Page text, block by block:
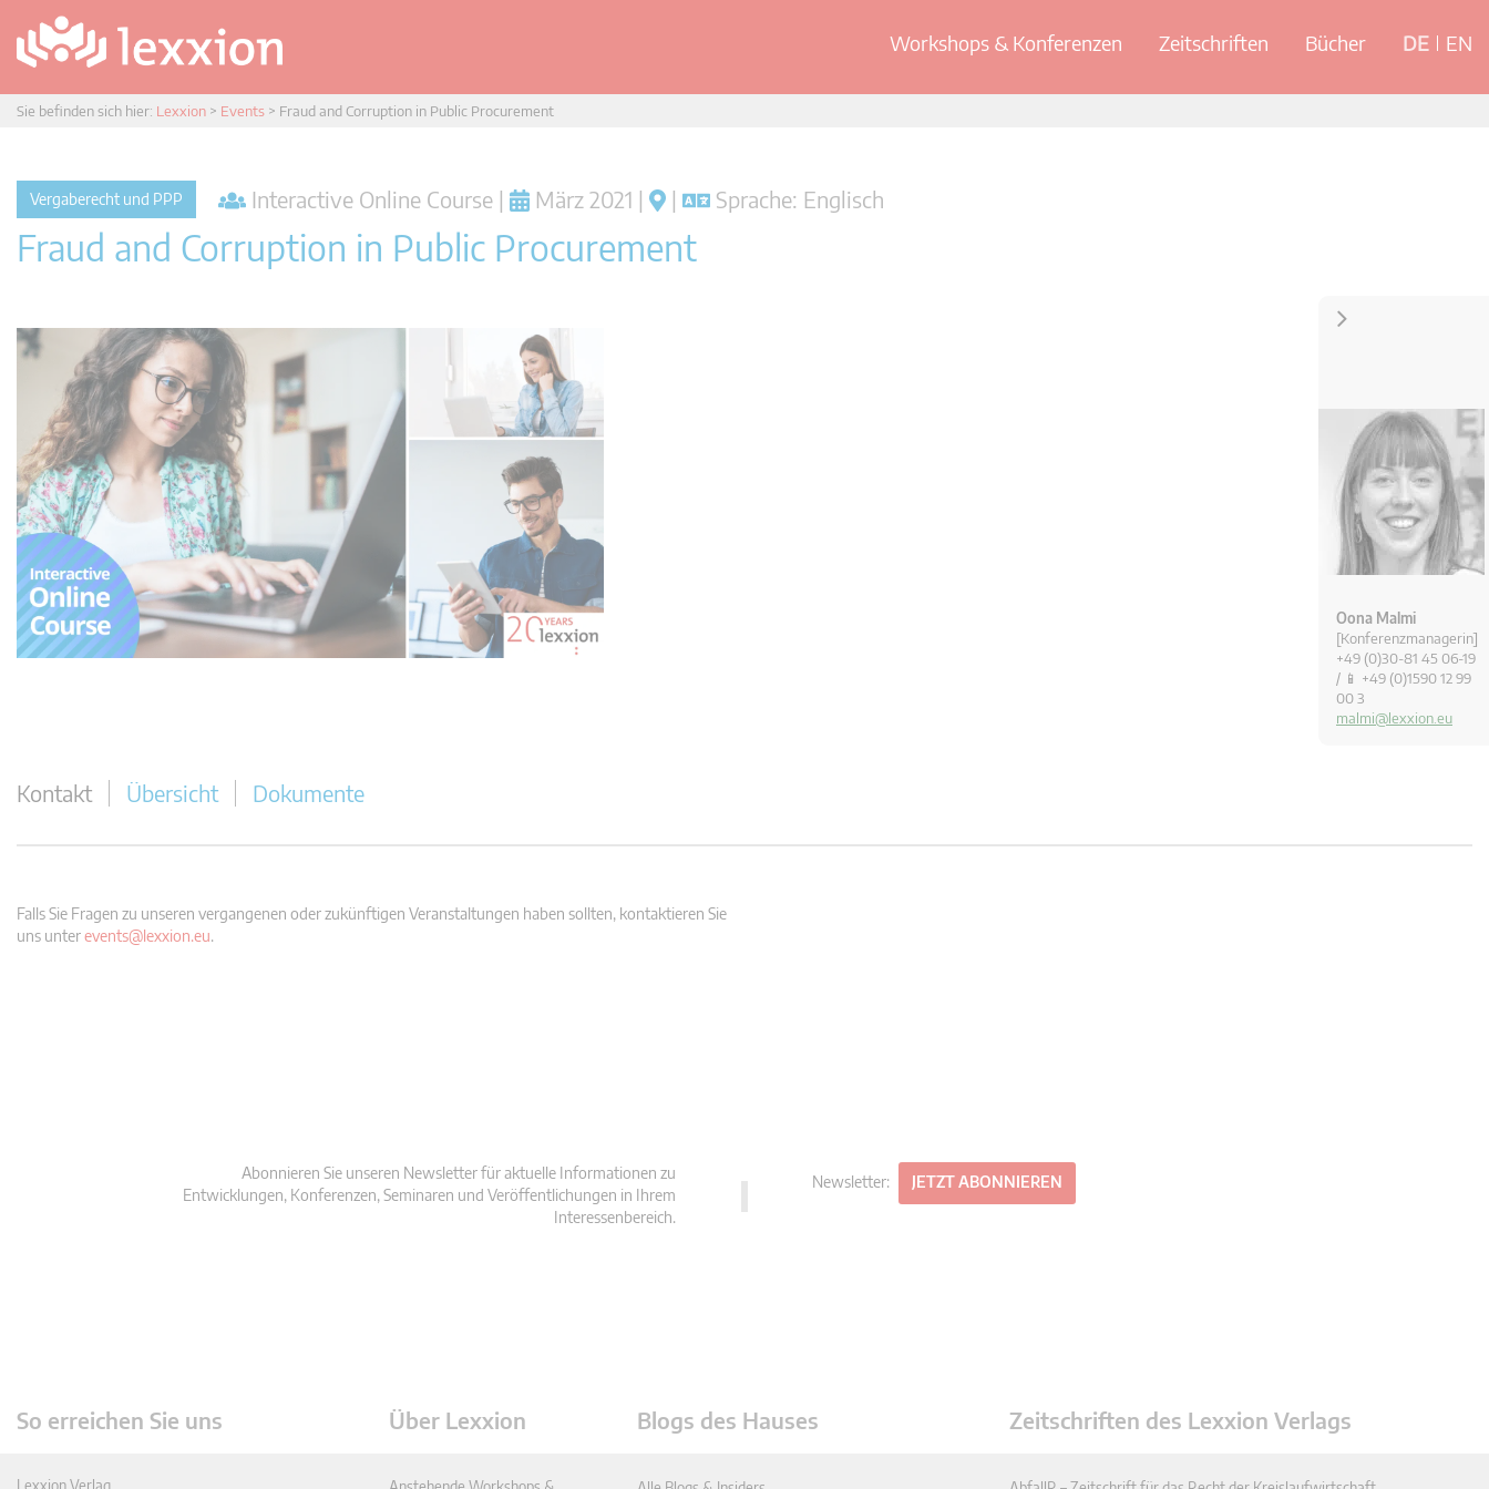
Workshops & Konferenzen Zeitschriften Bücher DE EN
Sie befinden sich hier: Lexxion > Events > Fraud and Corruption in Public Procurement
Oona Malmi
[Konferenzmanagerin]
+49 (0)30-81 45 06-19
/ 📱 +49 (0)1590 12 99
00 3
malmi@lexxion.eu
Vergaberecht und PPP Interactive Online Course | März 2021 | | Sprache: Englisch
Fraud and Corruption in Public Procurement
Kontakt Übersicht Dokumente
Falls Sie Fragen zu unseren vergangenen oder zukünftigen Veranstaltungen haben sollten, kontaktieren Sie
uns unterevents@lexxion.eu.
Abonnieren Sie unseren Newsletter für aktuelle Informationen zu
Entwicklungen, Konferenzen, Seminaren und Veröffentlichungen in Ihrem
Interessenbereich.
Newsletter: JETZT ABONNIEREN
So erreichen Sie uns Über Lexxion Blogs des Hauses Zeitschriften des Lexxion Verlags